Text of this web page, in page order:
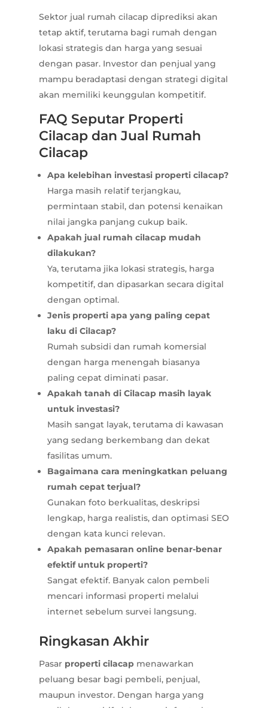
Sektor jual rumah cilacap diprediksi akan
tetap aktif, terutama bagi rumah dengan
lokasi strategis dan harga yang sesuai
dengan pasar. Investor dan penjual yang
mampu beradaptasi dengan strategi digital
akan memiliki keunggulan kompetitif.
FAQ Seputar Properti
Cilacap dan Jual Rumah
Cilacap
Apa kelebihan investasi properti cilacap?
Harga masih relatif terjangkau,
permintaan stabil, dan potensi kenaikan
nilai jangka panjang cukup baik.
Apakah jual rumah cilacap mudah
dilakukan?
Ya, terutama jika lokasi strategis, harga
kompetitif, dan dipasarkan secara digital
dengan optimal.
Jenis properti apa yang paling cepat
laku di Cilacap?
Rumah subsidi dan rumah komersial
dengan harga menengah biasanya
paling cepat diminati pasar.
Apakah tanah di Cilacap masih layak
untuk investasi?
Masih sangat layak, terutama di kawasan
yang sedang berkembang dan dekat
fasilitas umum.
Bagaimana cara meningkatkan peluang
rumah cepat terjual?
Gunakan foto berkualitas, deskripsi
lengkap, harga realistis, dan optimasi SEO
dengan kata kunci relevan.
Apakah pemasaran online benar-benar
efektif untuk properti?
Sangat efektif. Banyak calon pembeli
mencari informasi properti melalui
internet sebelum survei langsung.
Ringkasan Akhir
Pasar properti cilacapmenawarkan
peluang besar bagi pembeli, penjual,
maupun investor. Dengan harga yang